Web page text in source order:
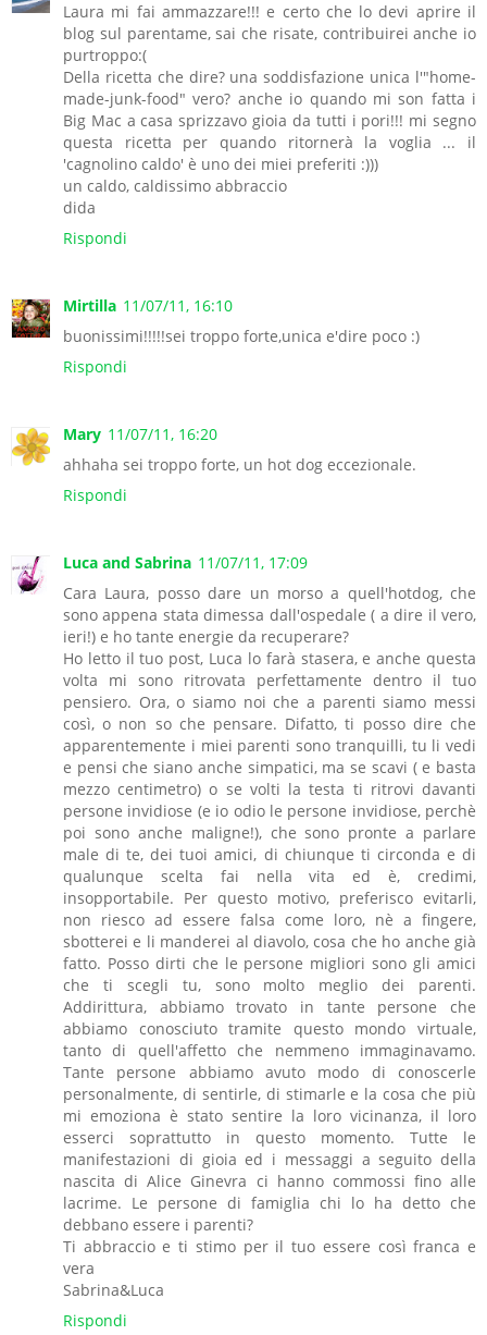
Laura mi fai ammazzare!!! e certo che lo devi aprire il
blog sul parentame, sai che risate, contribuirei anche io
purtroppo:(
Della ricetta che dire? una soddisfazione unica l'"home-
made-junk-food" vero? anche io quando mi son fatta i
Big Mac a casa sprizzavo gioia da tutti i pori!!! mi segno
questa ricetta per quando ritornerà la voglia ... il
'cagnolino caldo' è uno dei miei preferiti :)))
un caldo, caldissimo abbraccio
dida
Rispondi
Mirtilla 11/07/11, 16:10
buonissimi!!!!!sei troppo forte,unica e'dire poco :)
Rispondi
Mary 11/07/11, 16:20
ahhaha sei troppo forte, un hot dog eccezionale.
Rispondi
Luca and Sabrina 11/07/11, 17:09
Cara Laura, posso dare un morso a quell'hotdog, che
sono appena stata dimessa dall'ospedale ( a dire il vero,
ieri!) e ho tante energie da recuperare?
Ho letto il tuo post, Luca lo farà stasera, e anche questa
volta mi sono ritrovata perfettamente dentro il tuo
pensiero. Ora, o siamo noi che a parenti siamo messi
così, o non so che pensare. Difatto, ti posso dire che
apparentemente i miei parenti sono tranquilli, tu li vedi
e pensi che siano anche simpatici, ma se scavi ( e basta
mezzo centimetro) o se volti la testa ti ritrovi davanti
persone invidiose (e io odio le persone invidiose, perchè
poi sono anche maligne!), che sono pronte a parlare
male di te, dei tuoi amici, di chiunque ti circonda e di
qualunque scelta fai nella vita ed è, credimi,
insopportabile. Per questo motivo, preferisco evitarli,
non riesco ad essere falsa come loro, nè a fingere,
sbotterei e li manderei al diavolo, cosa che ho anche già
fatto. Posso dirti che le persone migliori sono gli amici
che ti scegli tu, sono molto meglio dei parenti.
Addirittura, abbiamo trovato in tante persone che
abbiamo conosciuto tramite questo mondo virtuale,
tanto di quell'affetto che nemmeno immaginavamo.
Tante persone abbiamo avuto modo di conoscerle
personalmente, di sentirle, di stimarle e la cosa che più
mi emoziona è stato sentire la loro vicinanza, il loro
esserci soprattutto in questo momento. Tutte le
manifestazioni di gioia ed i messaggi a seguito della
nascita di Alice Ginevra ci hanno commossi fino alle
lacrime. Le persone di famiglia chi lo ha detto che
debbano essere i parenti?
Ti abbraccio e ti stimo per il tuo essere così franca e
vera
Sabrina&Luca
Rispondi